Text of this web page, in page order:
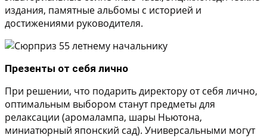
издания, памятные альбомы с историей и
достижениями руководителя.
Презенты от себя лично
При решении, что подарить директору от себя лично,
оптимальным выбором станут предметы для
релаксации (аромалампа, шары Ньютона,
миниатюрный японский сад). Универсальными могут